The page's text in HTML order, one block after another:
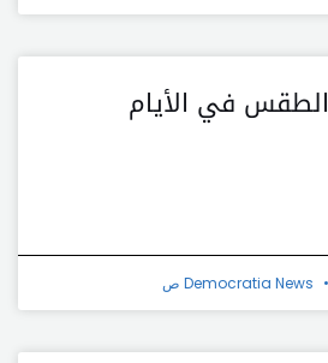
في الأيام
Democratia News